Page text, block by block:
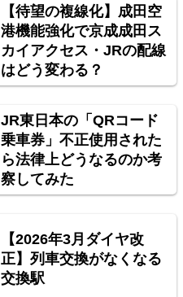
【待望の複線化】成田空
港機能強化で京成成田ス
カイアクセス・JRの配線
はどう変わる？
JR東日本の「QRコード
乗車券」不正使用された
ら法律上どうなるのか考
察してみた
【2026年3月ダイヤ改
正】列車交換がなくなる
交換駅